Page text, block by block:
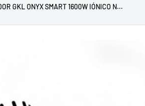
GKL ONYX SMART 1600W IÓNICO N...